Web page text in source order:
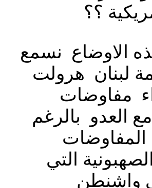
؟؟
الاوضاع نسمع
لبنان هرولت
مفاوضات
العدو بالرغم
الصهبونية التي